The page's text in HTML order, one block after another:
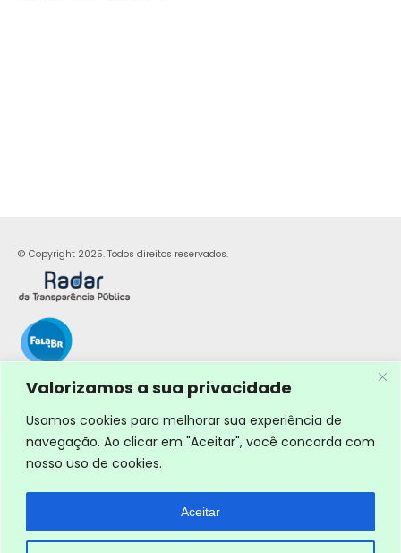
Valorizamos a sua privacidade
Usamos cookies para melhorar sua experiência de
navegação. Ao clicar em "Aceitar", você concorda com
nosso uso de cookies.
Aceitar
© Copyright 2025. Todos direitos reservados.